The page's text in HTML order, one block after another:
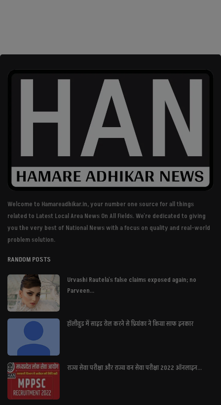
Welcome to Hamareadhikar.in, your number one source for all things
related to Latest Local Area News On All Fields. We're dedicated to giving
you the very best of National News with a focus on quality and real-world
problem solution.
RANDOM POSTS
Urvashi Rautela's false claims exposed again; no
Parveen...
हॉलीवुड में साइड रोल करने से प्रियंका ने किया साफ इनकार
राज्य सेवा परीक्षा और राज्य वन सेवा परीक्षा 2022 ऑनलाइन...